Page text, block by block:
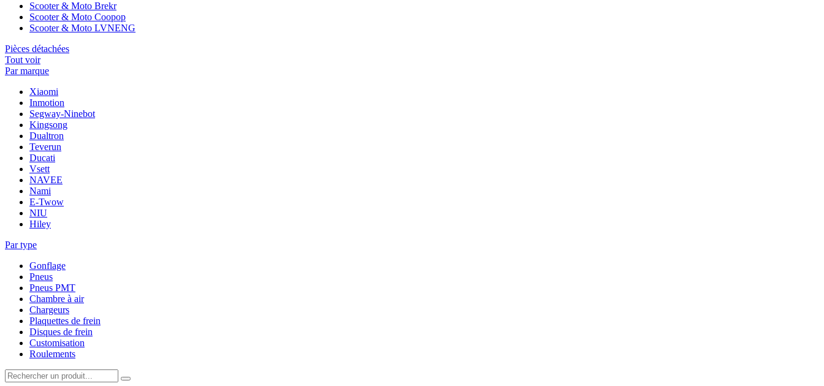
Scooter & Moto Brekr
Scooter & Moto Coopop
Scooter & Moto LVNENG
Pièces détachées
Tout voir
Par marque
Xiaomi
Inmotion
Segway-Ninebot
Kingsong
Dualtron
Teverun
Ducati
Vsett
NAVEE
Nami
E-Twow
NIU
Hiley
Par type
Gonflage
Pneus
Pneus PMT
Chambre à air
Chargeurs
Plaquettes de frein
Disques de frein
Customisation
Roulements